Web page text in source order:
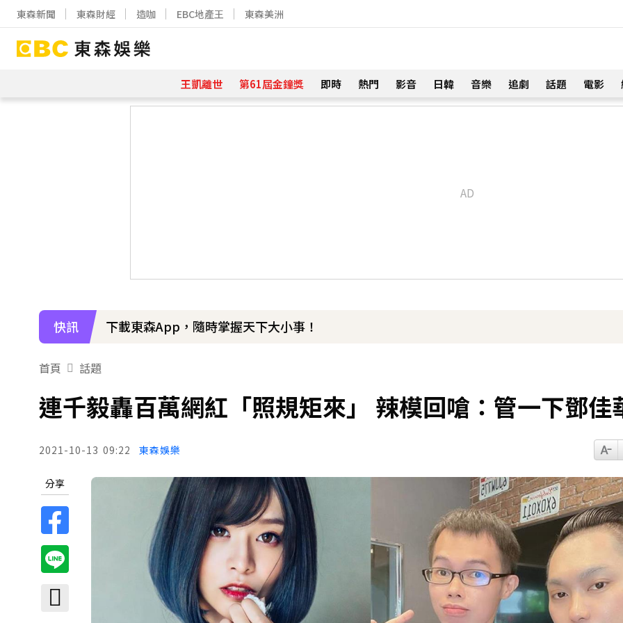
東森新聞 東森財經 造咖 EBC地產王 東森美洲
王凱離世 第61屆金鐘獎 即時 熱門 影音 日韓 音樂 追劇 話題 電影
快訊 下載東森App，隨時掌握天下大小事！
首頁 話題
連千毅轟百萬網紅「照規矩來」 辣模回嗆：管一下鄧佳
2021-10-13 09:22 東森娛樂
分享